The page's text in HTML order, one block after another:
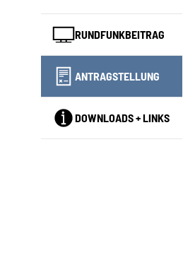
RUNDFUNKBEITRAG
ANTRAGSTELLUNG
DOWNLOADS + LINKS